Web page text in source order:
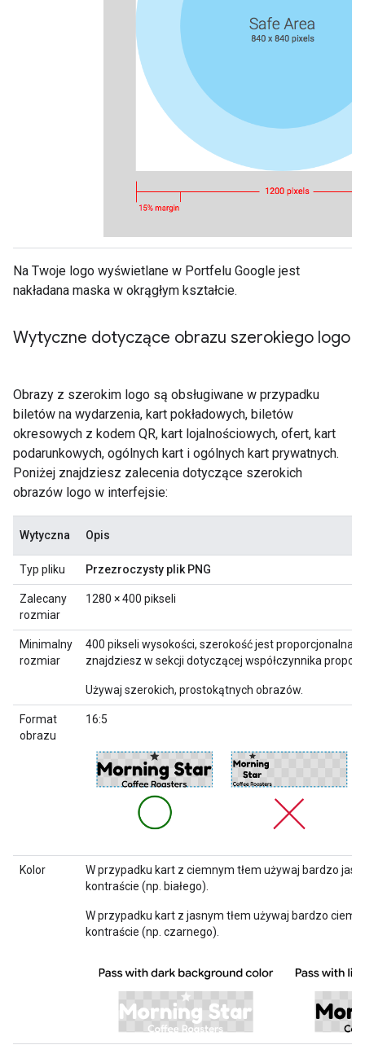
Na Twoje logo wyświetlane w Portfelu Google jest
nakładana maska w okrągłym kształcie.
Wytyczne dotyczące obrazu szerokiego logo
Obrazy z szerokim logo są obsługiwane w przypadku
biletów na wydarzenia, kart pokładowych, biletów
okresowych z kodem QR, kart lojalnościowych, ofert, kart
podarunkowych, ogólnych kart i ogólnych kart prywatnych.
Poniżej znajdziesz zalecenia dotyczące szerokich
obrazów logo w interfejsie:
Wytyczna Opis
Typ pliku Przezroczysty plik PNG
Zalecany
rozmiar
1280 × 400 pikseli
Minimalny
rozmiar
400 pikseli wysokości, szerokość jest proporcjonalna
znajdziesz w sekcji dotyczącej współczynnika
Używaj szerokich, prostokątnych obrazów.
Format
obrazu
16:5
Kolor
W przypadku kart z ciemnym tłem używaj bardzo
kontraście (np. białego).
W przypadku kart z jasnym tłem używaj bardzo
kontraście (np. czarnego).